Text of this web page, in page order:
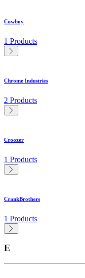
Cowboy
1 Products
Chrome Industries
2 Products
Croozer
1 Products
CrankBrothers
1 Products
E